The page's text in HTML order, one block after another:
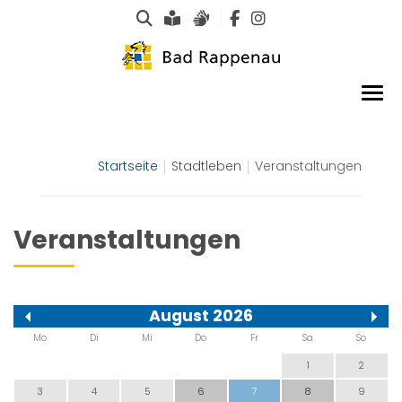
Suche
Leichte Sprache
Gebärdensprachen
Startseite Stadtleben Veranstaltungen
Veranstaltungen
August 2026
Mo Di Mi Do Fr Sa So
1
2
3
4 5 6 7 8
9